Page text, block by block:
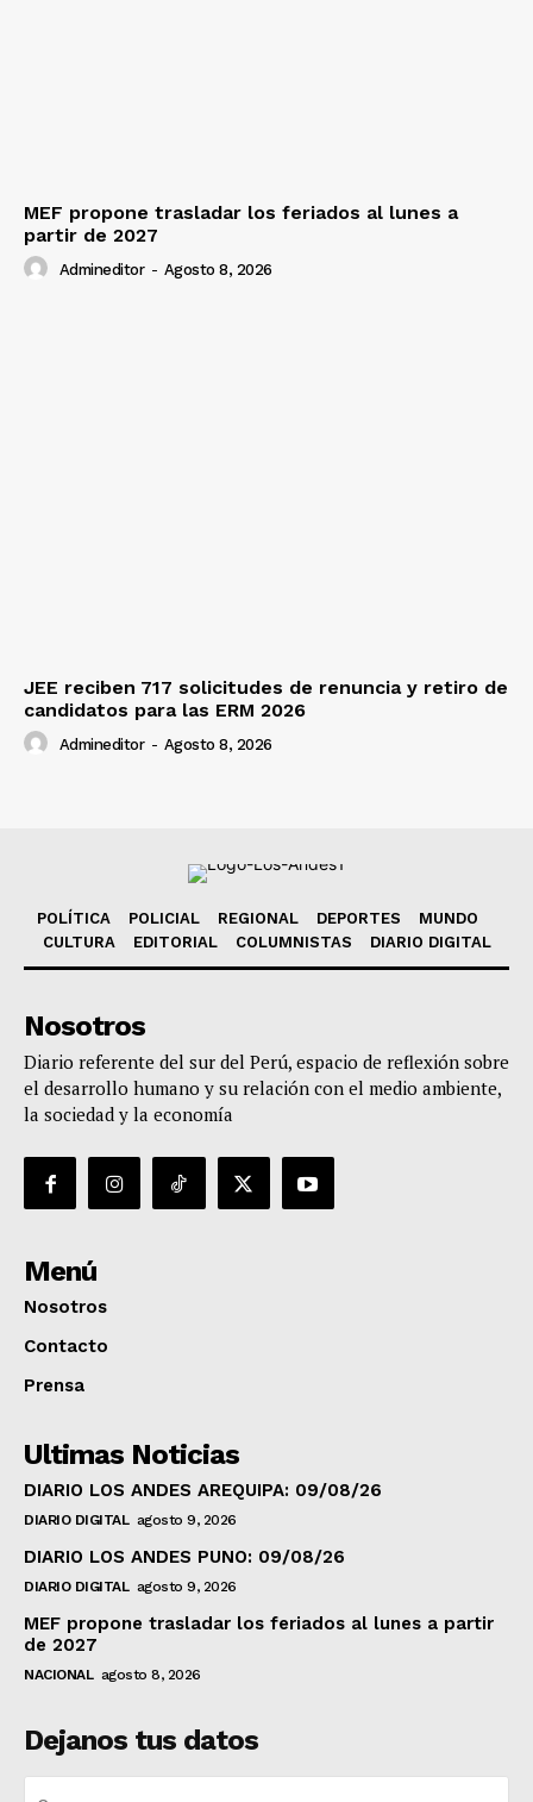
MEF propone trasladar los feriados al lunes a
partir de 2027
Admineditor - Agosto 8, 2026
JEE reciben 717 solicitudes de renuncia y retiro de
candidatos para las ERM 2026
Admineditor - Agosto 8, 2026
POLÍTICA POLICIAL REGIONAL DEPORTES
MUNDO
CULTURA
EDITORIAL COLUMNISTAS DIARIO DIGITAL
Nosotros
Diario referente del sur del Perú, espacio de reflexión sobre
el desarrollo humano y su relación con el medio ambiente,
la sociedad y la economía
Menú
Nosotros
Contacto
Prensa
Ultimas Noticias
DIARIO LOS ANDES AREQUIPA: 09/08/26
DIARIO DIGITAL agosto 9, 2026
DIARIO LOS ANDES PUNO: 09/08/26
DIARIO DIGITAL agosto 9, 2026
MEF propone trasladar los feriados al lunes a partir
de 2027
NACIONAL agosto 8, 2026
Dejanos tus datos